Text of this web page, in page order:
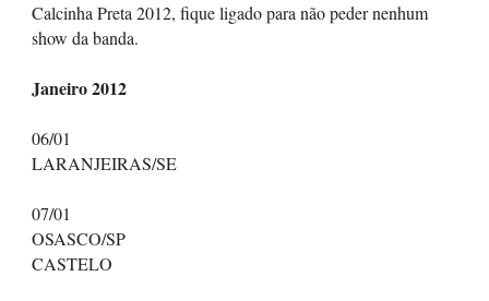
Calcinha Preta 2012, fique ligado para não peder nenhum
show da banda.
Janeiro 2012
06/01
LARANJEIRAS/SE
07/01
OSASCO/SP
CASTELO